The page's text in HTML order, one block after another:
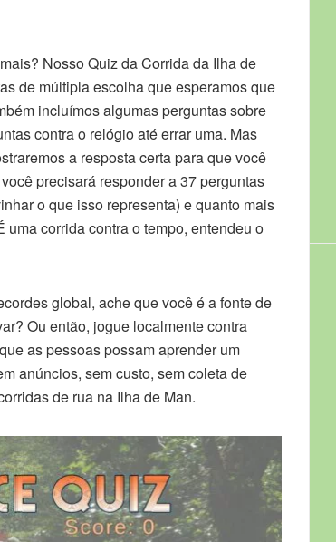
Nosso Quiz da Corrida da Ilha de
de múltipla escolha que esperamos que
incluímos algumas perguntas sobre
contra o relógio até errar uma. Mas
a resposta certa para que você
precisará responder a 37 perguntas
o que isso representa) e quanto mais
corrida contra o tempo, entendeu o
global, ache que você é a fonte de
Ou então, jogue localmente contra
as pessoas possam aprender um
anúncios, sem custo, sem coleta de
de rua na Ilha de Man.